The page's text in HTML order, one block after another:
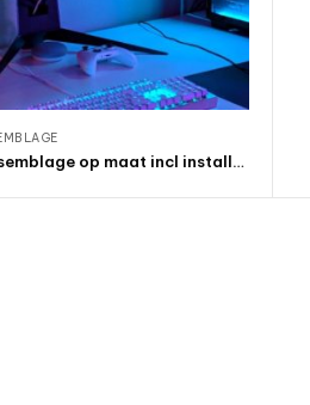
PC Assemblage op maat incl installatie
Producten bekijken